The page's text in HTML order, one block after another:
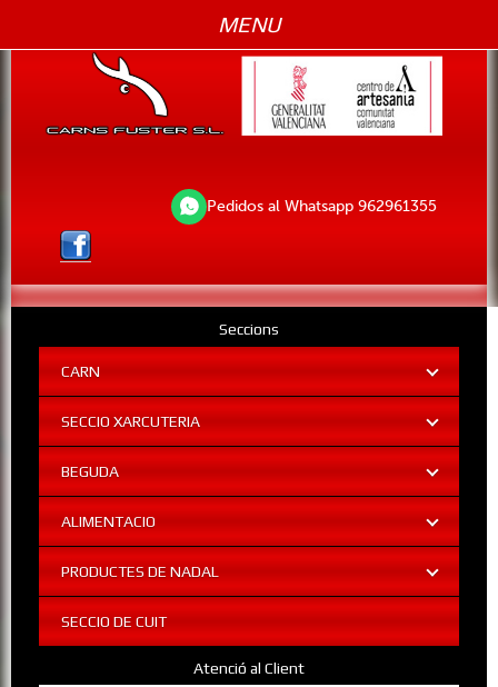
Pedidos al Whatsapp 962961355
MENU
Seccions
CARN
SECCIO XARCUTERIA
BEGUDA
ALIMENTACIO
PRODUCTES DE NADAL
SECCIO DE CUIT
Atenció al Client